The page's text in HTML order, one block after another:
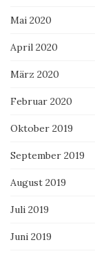
Mai 2020
April 2020
März 2020
Februar 2020
Oktober 2019
September 2019
August 2019
Juli 2019
Juni 2019